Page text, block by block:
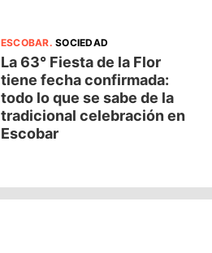
ESCOBAR.SOCIEDAD
La 63° Fiesta de la Flor
tiene fecha confirmada:
todo lo que se sabe de la
tradicional celebración en
Escobar